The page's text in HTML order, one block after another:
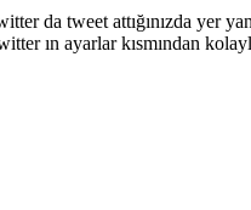
da tweet attığınızda yer
ın ayarlar kısmından